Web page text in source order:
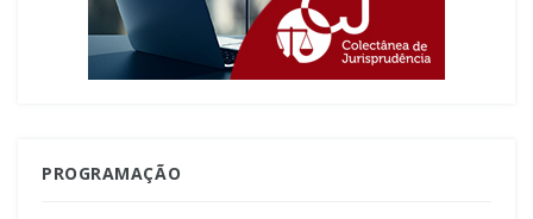
PROGRAMAÇÃO